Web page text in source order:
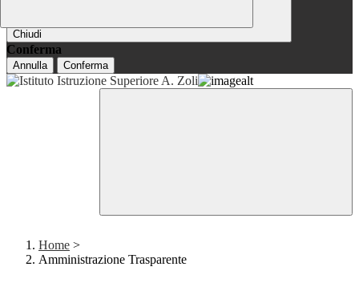
Chiudi
Conferma
Annulla Conferma
Home >
Amministrazione Trasparente